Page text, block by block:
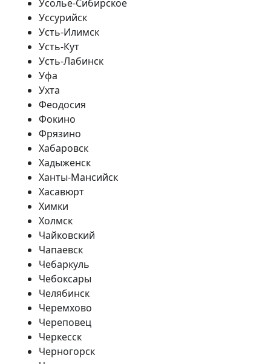
Усолье-Сибирское
Уссурийск
Усть-Илимск
Усть-Кут
Усть-Лабинск
Уфа
Ухта
Феодосия
Фокино
Фрязино
Хабаровск
Хадыженск
Ханты-Мансийск
Хасавюрт
Химки
Холмск
Чайковский
Чапаевск
Чебаркуль
Чебоксары
Челябинск
Черемхово
Череповец
Черкесск
Черногорск